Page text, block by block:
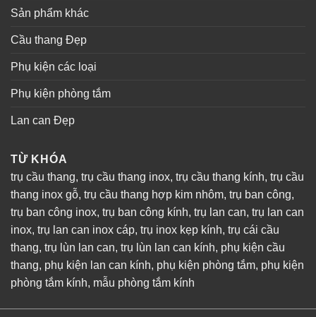
Sản phẩm khác
Cầu thang Đẹp
Phụ kiện các loại
Phụ kiện phòng tắm
Lan can Đẹp
TỪ KHÓA
trụ cầu thang, trụ cầu thang inox, trụ cầu thang kính, trụ cầu
thang inox gỗ, trụ cầu thang hợp kim nhôm, trụ ban công,
trụ ban công inox, trụ ban công kính, trụ lan can, trụ lan can
inox, trụ lan can inox cáp, trụ inox kẹp kính, trụ cái cầu
thang, trụ lùn lan can, trụ lùn lan can kính, phụ kiện cầu
thang, phụ kiện lan can kính, phụ kiện phòng tắm, phụ kiện
phòng tắm kính, mẫu phòng tắm kính